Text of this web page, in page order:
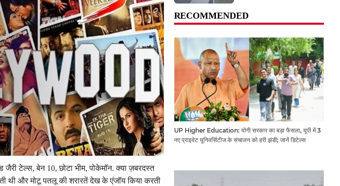
टेल्स, बेन 10, छोटा भीम, पोकेमॉन. क्या ज़बरदस्त
थी और मोटू पतलू की शरारतें देख के एंजॉय किया करती
और कंपनियों पर गिरी गाज,
RECOMMENDED
UP Higher Education: योगी सरकार का बड़ा फैसला, यूपी में 3
नए प्राइवेट यूनिवर्सिटीज के संचालन को हरी झंडी; जानें डिटेल्स